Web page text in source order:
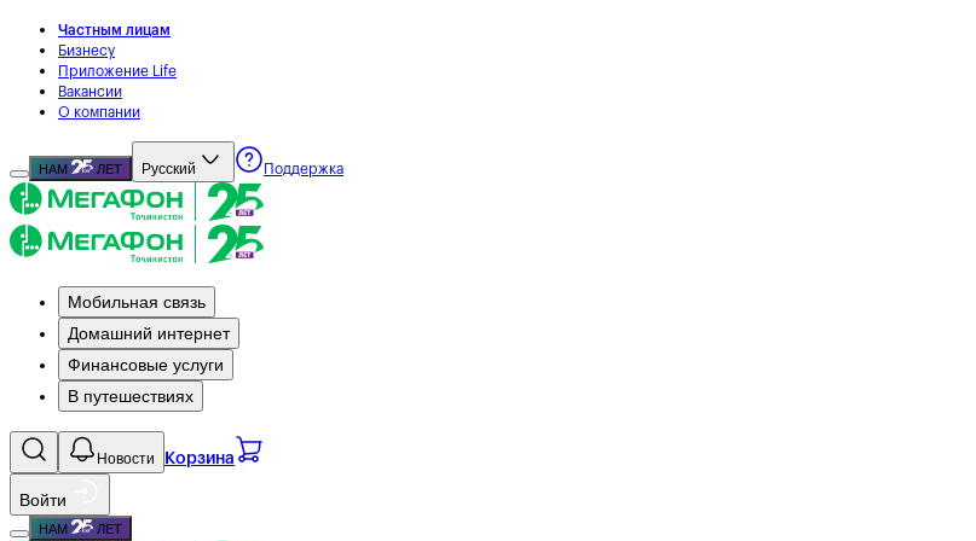
Частным лицам
Бизнесу
Приложение Life
Вакансии
О компании
НАМ ЛЕТ Русский Поддержка
Мобильная связь
Домашний интернет
Финансовые услуги
В путешествиях
Новости Корзина
Войти
НАМ ЛЕТ